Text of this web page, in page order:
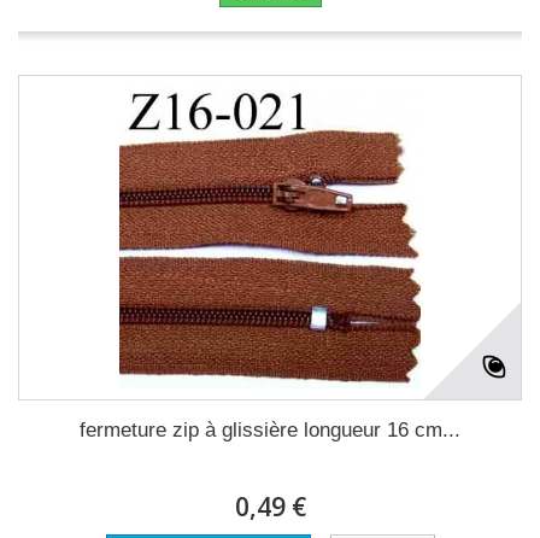
fermeture zip à glissière longueur 16 cm...
0,49 €